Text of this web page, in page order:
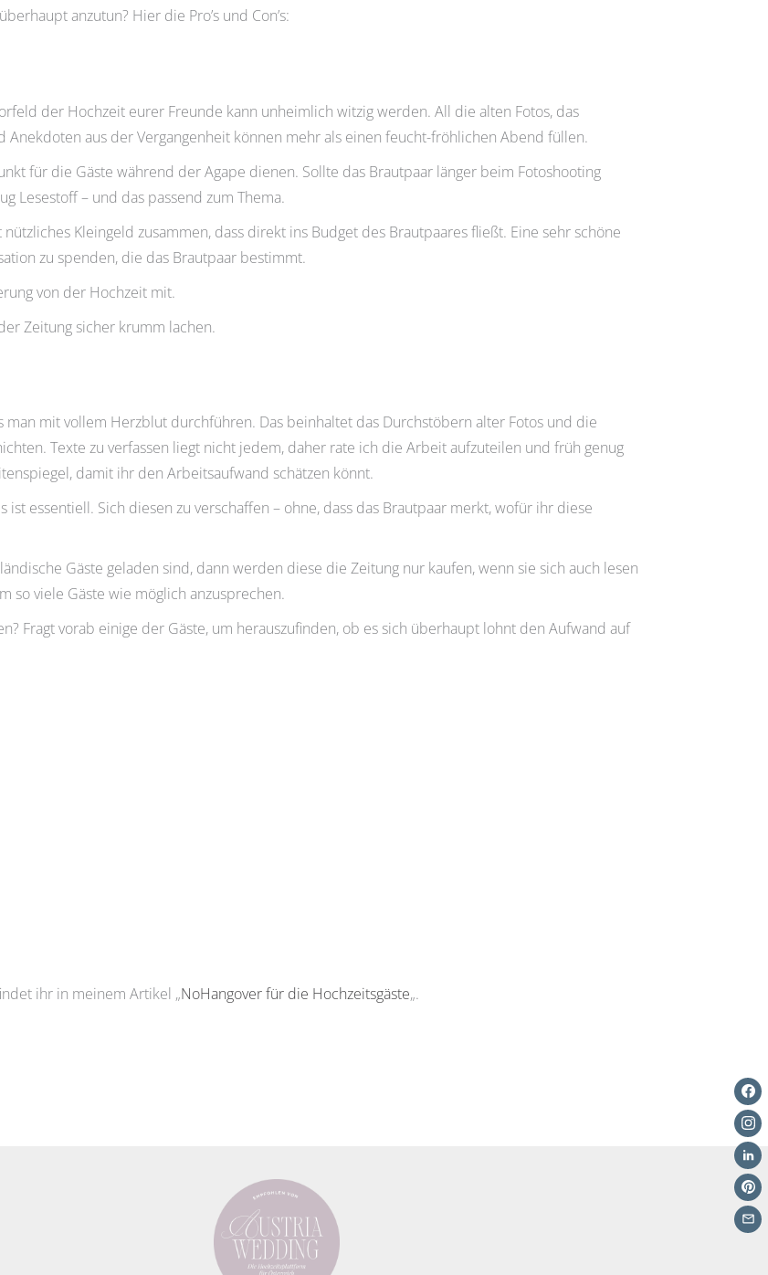
anzutun? Hier die Pro’s und Con’s:
der Hochzeit eurer Freunde kann unheimlich witzig werden. All die alten Fotos, das
aus der Vergangenheit können mehr als einen feucht-fröhlichen Abend füllen.
für die Gäste während der Agape dienen. Sollte das Brautpaar länger beim Fotoshooting
Lesestoff – und das passend zum Thema.
Kleingeld zusammen, dass direkt ins Budget des Brautpaares fließt. Eine sehr schöne
zu spenden, die das Brautpaar bestimmt.
von der Hochzeit mit.
Zeitung sicher krumm lachen.
man mit vollem Herzblut durchführen. Das beinhaltet das Durchstöbern alter Fotos und die
Texte zu verfassen liegt nicht jedem, daher rate ich die Arbeit aufzuteilen und früh genug
damit ihr den Arbeitsaufwand schätzen könnt.
ist essentiell. Sich diesen zu verschaffen – ohne, dass das Brautpaar merkt, wofür ihr diese
Gäste geladen sind, dann werden diese die Zeitung nur kaufen, wenn sie sich auch lesen
so viele Gäste wie möglich anzusprechen.
Fragt vorab einige der Gäste, um herauszufinden, ob es sich überhaupt lohnt den Aufwand auf
ihr in meinem Artikel „NoHangover für die Hochzeitsgäste„.